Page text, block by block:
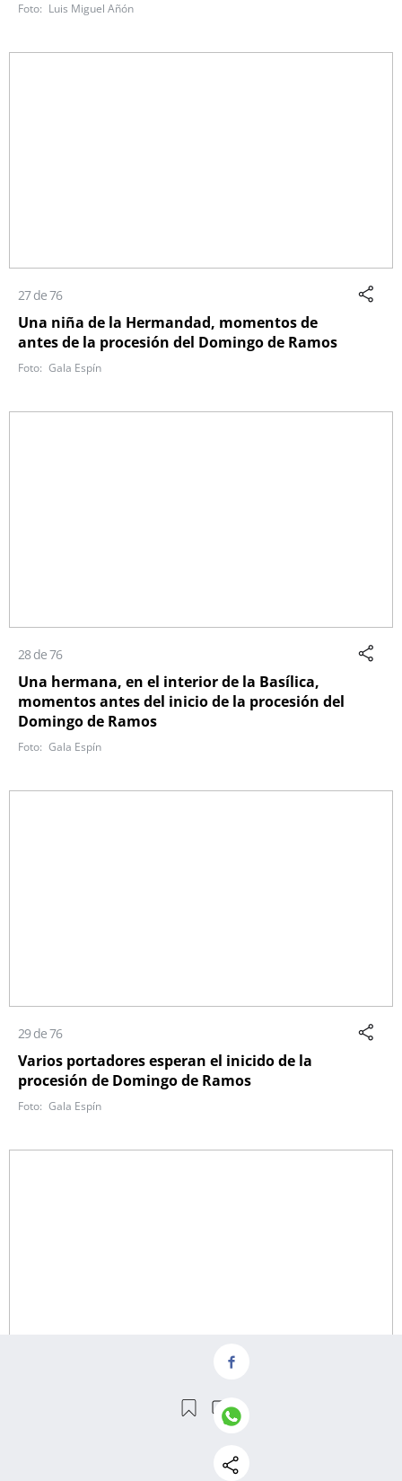
Luis Miguel Añón
27 de 76
Una niña de la Hermandad, momentos de
antes de la procesión del Domingo de Ramos
Gala Espín
28 de 76
Una hermana, en el interior de la Basílica,
momentos antes del inicio de la procesión del
Domingo de Ramos
Gala Espín
29 de 76
Varios portadores esperan el inicido de la
procesión de Domingo de Ramos
Gala Espín
Los portadores cargan la imagen del Jesús